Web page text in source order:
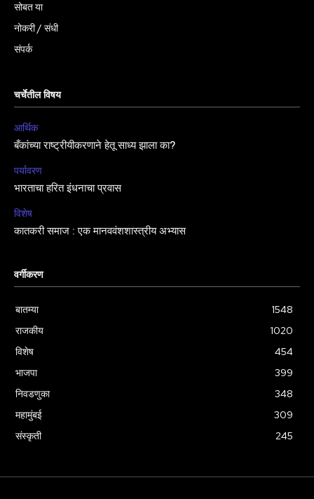
सोबत या
नोकरी / संधी
संपर्क
चर्चेतील विषय
आर्थिक
बँकांच्या राष्ट्रीयीकरणाने हेतू साध्य झाला का?
पर्यावरण
भारताचा हरित इंधनाचा प्रवास
विशेष
कातकरी समाज : एक मानववंशशास्त्रीय अभ्यास
वर्गीकरण
बातम्या
1548
राजकीय
1020
विशेष
454
भाजपा
399
निवडणुका
348
महामुंबई
309
संस्कृती
245